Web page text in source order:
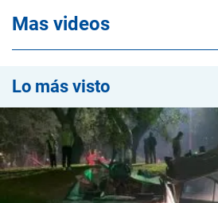
Mas videos
Lo más visto